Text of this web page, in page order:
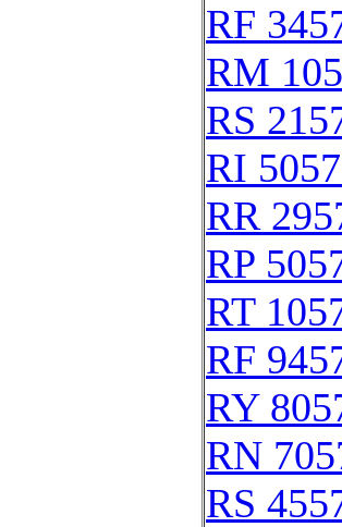
RF
RM
RS
RI
RR
RP
RT
RF
RY
RN
RS